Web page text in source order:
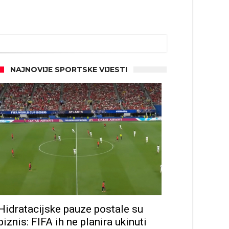
NAJNOVIJE SPORTSKE VIJESTI
pauze postale su
FIFA ih ne planira ukinuti